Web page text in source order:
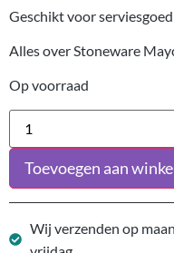
Geschikt voor serviesgoed
Alles over Stoneware
Op voorraad
Toevoegen aan
Wij verzenden op